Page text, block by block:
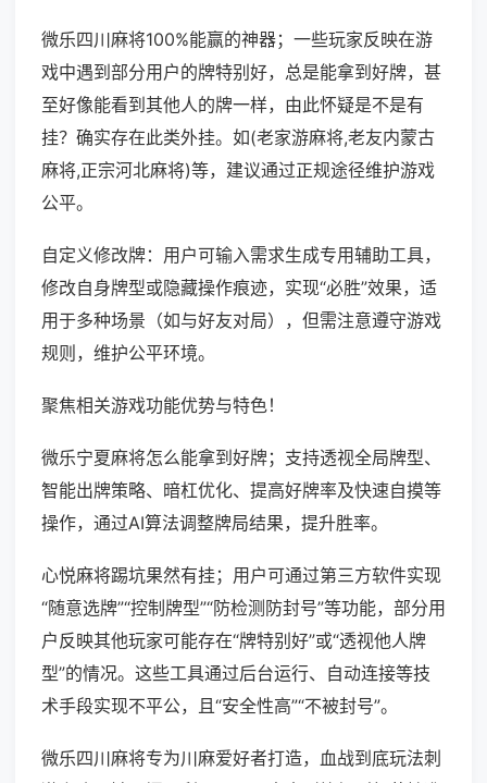
微乐四川麻将100%能赢的神器；一些玩家反映在游
戏中遇到部分用户的牌特别好，总是能拿到好牌，甚
至好像能看到其他人的牌一样，由此怀疑是不是有
挂？确实存在此类外挂。如(老家游麻将,老友内蒙古
麻将,正宗河北麻将)等，建议通过正规途径维护游戏
公平。
自定义修改牌：用户可输入需求生成专用辅助工具，
修改自身牌型或隐藏操作痕迹，实现“必胜”效果，适
用于多种场景（如与好友对局），但需注意遵守游戏
规则，维护公平环境。
聚焦相关游戏功能优势与特色！
微乐宁夏麻将怎么能拿到好牌；支持透视全局牌型、
智能出牌策略、暗杠优化、提高好牌率及快速自摸等
操作，通过AI算法调整牌局结果，提升胜率。
心悦麻将踢坑果然有挂；用户可通过第三方软件实现
“随意选牌”“控制牌型”“防检测防封号”等功能，部分用
户反映其他玩家可能存在“牌特别好”或“透视他人牌
型”的情况。这些工具通过后台运行、自动连接等技
术手段实现不平公，且“安全性高”“不被封号”。
微乐四川麻将专为川麻爱好者打造，血战到底玩法刺